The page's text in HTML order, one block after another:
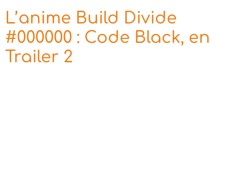
L’anime Build Divide
#000000 : Code Black, en
Trailer 2